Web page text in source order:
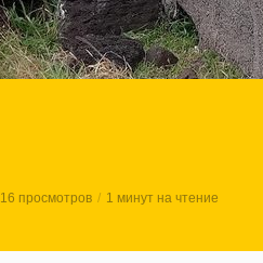
16 просмотров 1 минут на чтение